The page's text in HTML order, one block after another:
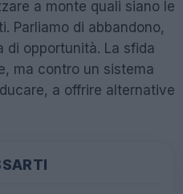
a monte quali siano le
Parliamo di abbandono,
di opportunità. La sfida
ma contro un sistema
a offrire alternative